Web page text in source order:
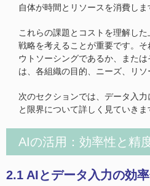
自体が時間とリソースを消費しま
これらの課題とコストを理解し
戦略を考えることが重要です。
ウトソーシングであるか、また
は、各組織の目的、ニーズ、リソ
次のセクションでは、データ入
と限界について詳しく見ていきま
AIの活用：効率性と精
2.1 AIとデータ入力の効